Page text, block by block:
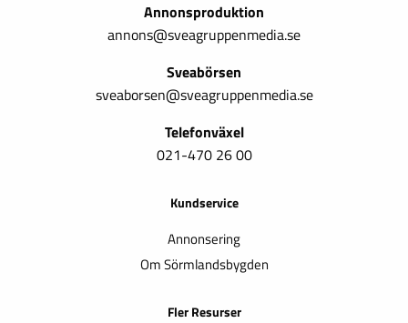
Annonsproduktion
annons@sveagruppenmedia.se
Sveabörsen
sveaborsen@sveagruppenmedia.se
Telefonväxel
021-470 26 00
Kundservice
Annonsering
Om Sörmlandsbygden
Fler Resurser